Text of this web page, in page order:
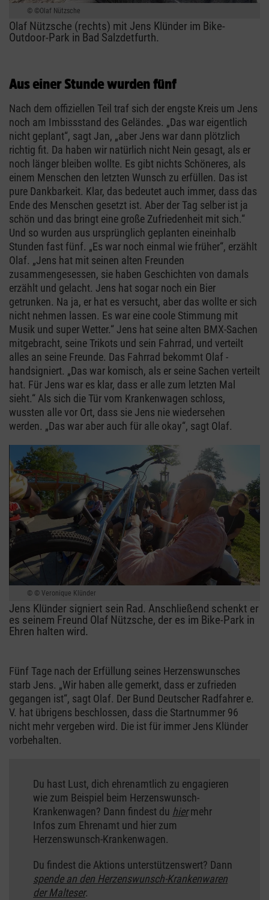
©Olaf Nützsche
Olaf Nützsche (rechts) mit Jens Klünder im Bike-
Outdoor-Park in Bad Salzdetfurth.
Aus einer Stunde wurden fünf
Nach dem offiziellen Teil traf sich der engste Kreis um Jens
noch am Imbissstand des Geländes. „Das war eigentlich
nicht geplant“, sagt Jan, „aber Jens war dann plötzlich
richtig fit. Da haben wir natürlich nicht Nein gesagt, als er
noch länger bleiben wollte. Es gibt nichts Schöneres, als
einem Menschen den letzten Wunsch zu erfüllen. Das ist
pure Dankbarkeit. Klar, das bedeutet auch immer, dass das
Ende des Menschen gesetzt ist. Aber der Tag selber ist ja
schön und das bringt eine große Zufriedenheit mit sich.“
Und so wurden aus ursprünglich geplanten eineinhalb
Stunden fast fünf. „Es war noch einmal wie früher“, erzählt
Olaf. „Jens hat mit seinen alten Freunden
zusammengesessen, sie haben Geschichten von damals
erzählt und gelacht. Jens hat sogar noch ein Bier
getrunken. Na ja, er hat es versucht, aber das wollte er sich
nicht nehmen lassen. Es war eine coole Stimmung mit
Musik und super Wetter.“ Jens hat seine alten BMX-Sachen
mitgebracht, seine Trikots und sein Fahrrad, und verteilt
alles an seine Freunde. Das Fahrrad bekommt Olaf -
handsigniert. „Das war komisch, als er seine Sachen verteilt
hat. Für Jens war es klar, dass er alle zum letzten Mal
sieht.“ Als sich die Tür vom Krankenwagen schloss,
wussten alle vor Ort, dass sie Jens nie wiedersehen
werden. „Das war aber auch für alle okay“, sagt Olaf.
© Veronique Klünder
Jens Klünder signiert sein Rad. Anschließend schenkt er
es seinem Freund Olaf Nützsche, der es im Bike-Park in
Ehren halten wird.
Fünf Tage nach der Erfüllung seines Herzenswunsches
starb Jens. „Wir haben alle gemerkt, dass er zufrieden
gegangen ist“, sagt Olaf. Der Bund Deutscher Radfahrer e.
V. hat übrigens beschlossen, dass die Startnummer 96
nicht mehr vergeben wird. Die ist für immer Jens Klünder
vorbehalten.
Du hast Lust, dich ehrenamtlich zu engagieren
wie zum Beispiel beim Herzenswunsch-
Krankenwagen? Dann findest du hiermehr
Infos zum Ehrenamt und hier zum
Herzenswunsch-Krankenwagen.
Du findest die Aktions unterstützenswert? Dann
spende an den Herzenswunsch-Krankenwaren
der Malteser.